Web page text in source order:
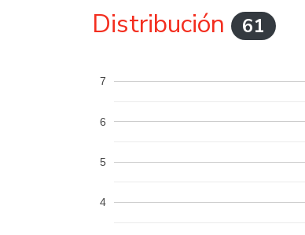
Distribución 61
4
5
6
7